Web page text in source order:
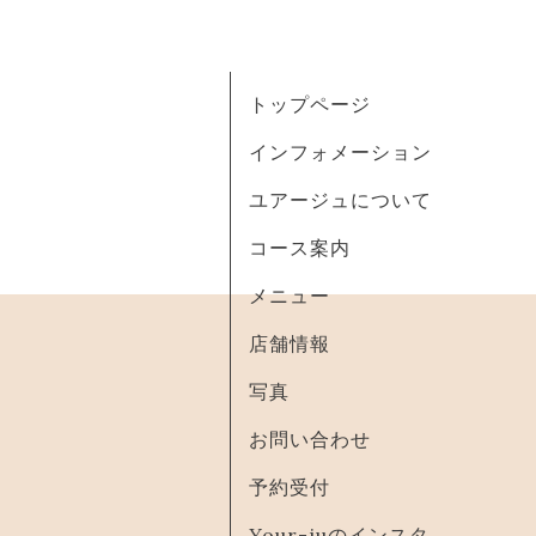
トップページ
インフォメーション
ユアージュについて
コース案内
メニュー
店舗情報
写真
お問い合わせ
予約受付